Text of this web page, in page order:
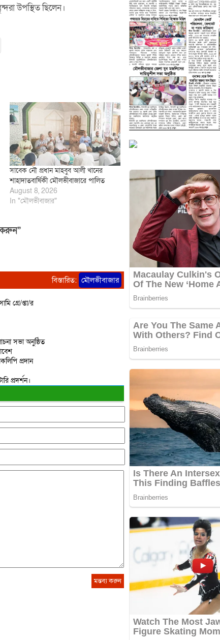
উপস্থিত ছিলেন।
সাবেক নৌ প্রধান মাহবুব আলী খানের
শাহাদাতবার্ষিকী মৌলভীবাজারে পালিত
August 8, 2026
In "মৌলভীবাজার"
করুন”
বিস্তারিত: মৌলভীবাজার
গ্রে/প্তা/র
সভা অনুষ্ঠিত
প্রদান
প্রদর্শন।